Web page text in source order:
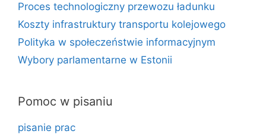
Proces technologiczny przewozu ładunku
Koszty infrastruktury transportu kolejowego
Polityka w społeczeństwie informacyjnym
Wybory parlamentarne w Estonii
Pomoc w pisaniu
pisanie prac